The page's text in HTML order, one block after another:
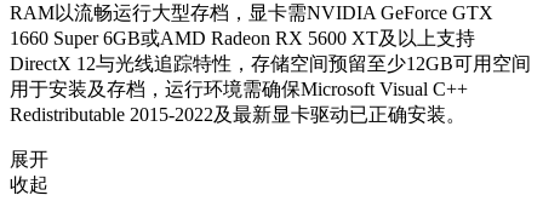
RAM以流畅运行大型存档，显卡需NVIDIA GeForce GTX
1660 Super 6GB或AMD Radeon RX 5600 XT及以上支持
DirectX 12与光线追踪特性，存储空间预留至少12GB可用空间
用于安装及存档，运行环境需确保Microsoft Visual C++
Redistributable 2015-2022及最新显卡驱动已正确安装。
展开
收起